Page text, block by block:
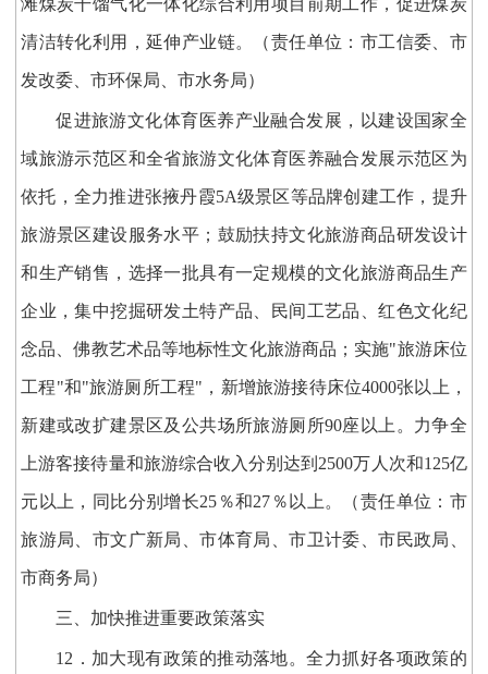
滩煤炭干馏气化一体化综合利用项目前期工作，促进煤炭
清洁转化利用，延伸产业链。（责任单位：市工信委、市
发改委、市环保局、市水务局）
促进旅游文化体育医养产业融合发展，以建设国家全
域旅游示范区和全省旅游文化体育医养融合发展示范区为
依托，全力推进张掖丹霞5A级景区等品牌创建工作，提升
旅游景区建设服务水平；鼓励扶持文化旅游商品研发设计
和生产销售，选择一批具有一定规模的文化旅游商品生产
企业，集中挖掘研发土特产品、民间工艺品、红色文化纪
念品、佛教艺术品等地标性文化旅游商品；实施"旅游床位
工程"和"旅游厕所工程"，新增旅游接待床位4000张以上，
新建或改扩建景区及公共场所旅游厕所90座以上。力争全
上游客接待量和旅游综合收入分别达到2500万人次和125亿
元以上，同比分别增长25％和27％以上。（责任单位：市
旅游局、市文广新局、市体育局、市卫计委、市民政局、
市商务局）
三、加快推进重要政策落实
12．加大现有政策的推动落地。全力抓好各项政策的